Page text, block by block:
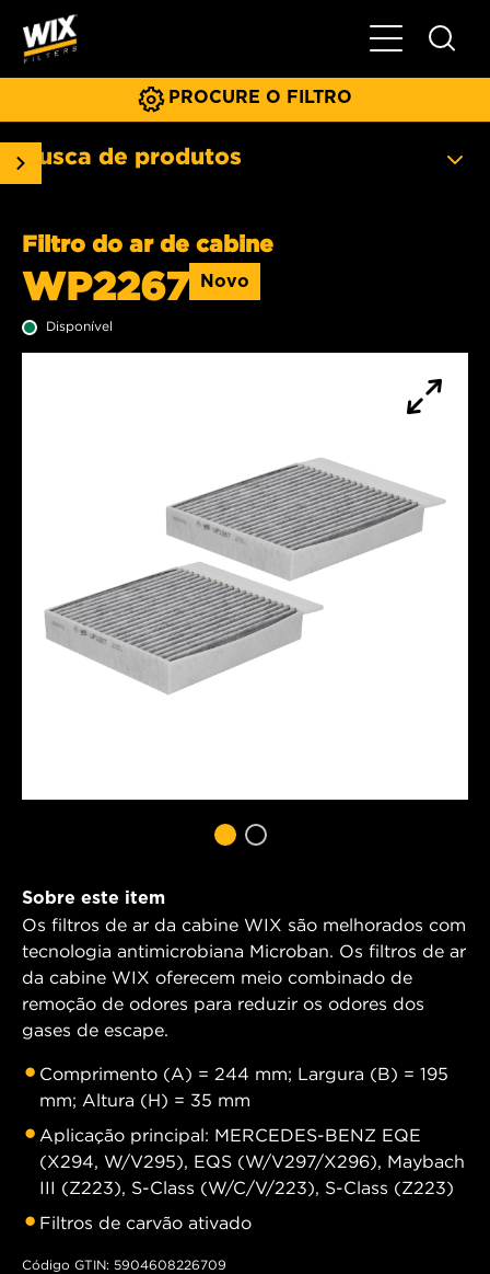
Menu
PROCURE O FILTRO
Busca de produtos
Filtro do ar de cabine
WP2267 Novo
Disponível
Sobre este item
Os filtros de ar da cabine WIX são melhorados com
tecnologia antimicrobiana Microban. Os filtros de ar
da cabine WIX oferecem meio combinado de
remoção de odores para reduzir os odores dos
gases de escape.
Comprimento (A) = 244 mm; Largura (B) = 195
mm; Altura (H) = 35 mm
Aplicação principal: MERCEDES-BENZ EQE
(X294, W/V295), EQS (W/V297/X296), Maybach
III (Z223), S-Class (W/C/V/223), S-Class (Z223)
Filtros de carvão ativado
Código GTIN: 5904608226709